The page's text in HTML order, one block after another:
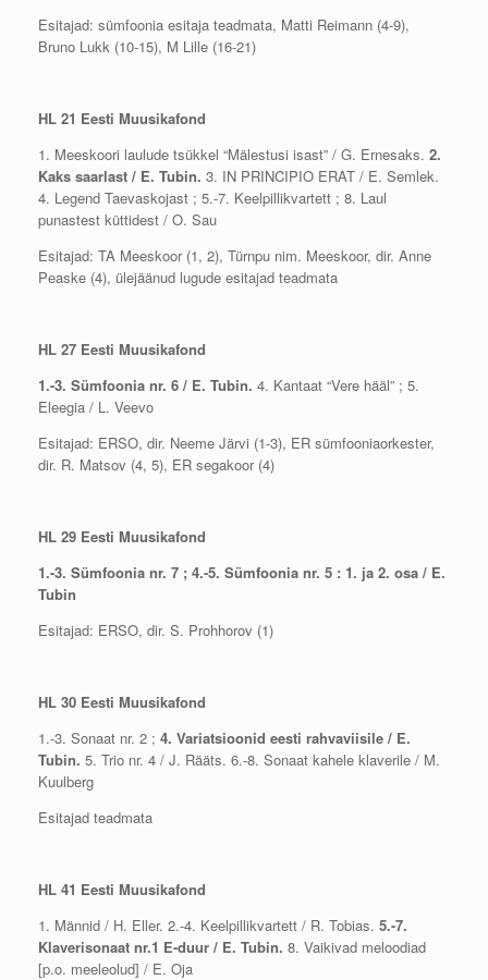
Esitajad: sümfoonia esitaja teadmata, Matti Reimann (4-9),
Bruno Lukk (10-15), M Lille (16-21)
HL 21 Eesti Muusikafond
1. Meeskoori laulude tsükkel “Mälestusi isast” / G. Ernesaks. 2.
Kaks saarlast / E. Tubin. 3. IN PRINCIPIO ERAT / E. Semlek.
4. Legend Taevaskojast ; 5.-7. Keelpillikvartett ; 8. Laul
punastest küttidest / O. Sau
Esitajad: TA Meeskoor (1, 2), Türnpu nim. Meeskoor, dir. Anne
Peaske (4), ülejäänud lugude esitajad teadmata
HL 27 Eesti Muusikafond
1.-3. Sümfoonia nr. 6 / E. Tubin. 4. Kantaat “Vere hääl” ; 5.
Eleegia / L. Veevo
Esitajad: ERSO, dir. Neeme Järvi (1-3), ER sümfooniaorkester,
dir. R. Matsov (4, 5), ER segakoor (4)
HL 29 Eesti Muusikafond
1.-3. Sümfoonia nr. 7 ; 4.-5. Sümfoonia nr. 5 : 1. ja 2. osa / E.
Tubin
Esitajad: ERSO, dir. S. Prohhorov (1)
HL 30 Eesti Muusikafond
1.-3. Sonaat nr. 2 ; 4. Variatsioonid eesti rahvaviisile / E.
Tubin. 5. Trio nr. 4 / J. Rääts. 6.-8. Sonaat kahele klaverile / M.
Kuulberg
Esitajad teadmata
HL 41 Eesti Muusikafond
1. Männid / H. Eller. 2.-4. Keelpillikvartett / R. Tobias. 5.-7.
Klaverisonaat nr.1 E-duur / E. Tubin. 8. Vaikivad meloodiad
[p.o. meeleolud] / E. Oja